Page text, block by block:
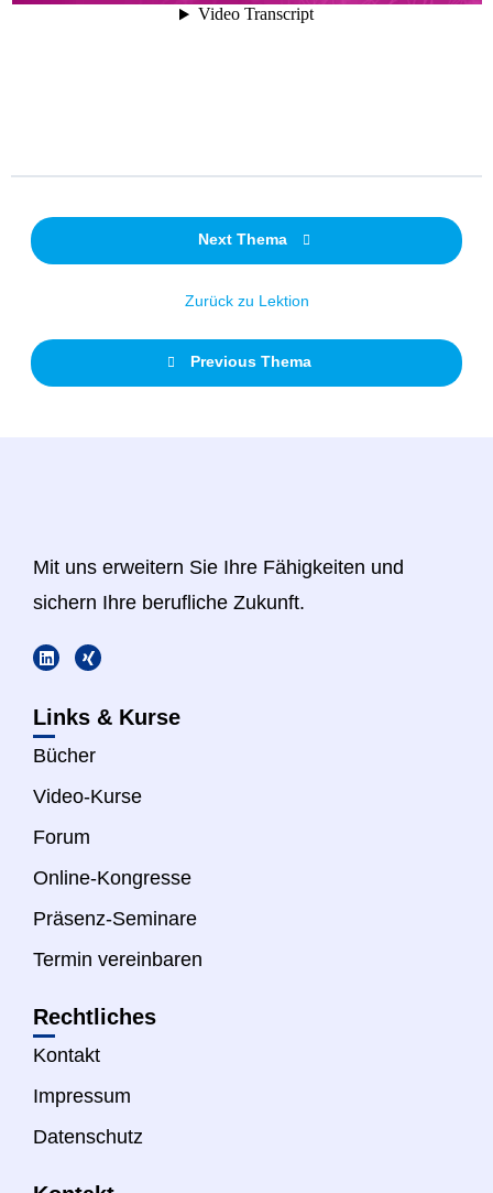
Previous Thema
Zurück zu Lektion
Next Thema
Mit uns erweitern Sie Ihre Fähigkeiten und
sichern Ihre berufliche Zukunft.
Links & Kurse
Bücher
Video-Kurse
Forum
Online-Kongresse
Präsenz-Seminare
Termin vereinbaren
Rechtliches
Kontakt
Impressum
Datenschutz